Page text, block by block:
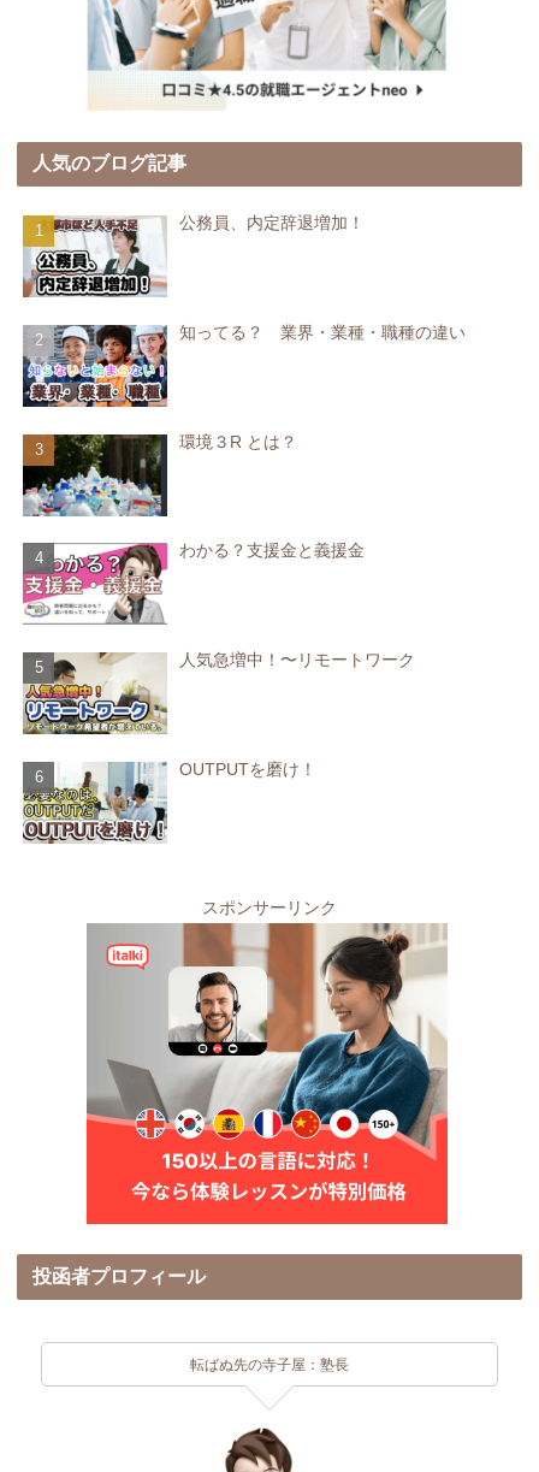
人気のブログ記事
公務員、内定辞退増加！
知ってる？ 業界・業種・職種の違い
環境３R とは？
わかる？支援金と義援金
人気急増中！〜リモートワーク
OUTPUTを磨け！
スポンサーリンク
投函者プロフィール
転ばぬ先の寺子屋：塾長